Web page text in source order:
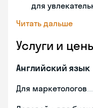
для
Читать дальше
Услуги и
Английский язык
Для маркетологов